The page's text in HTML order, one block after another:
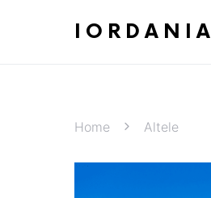
IORDANIA
Home Altele